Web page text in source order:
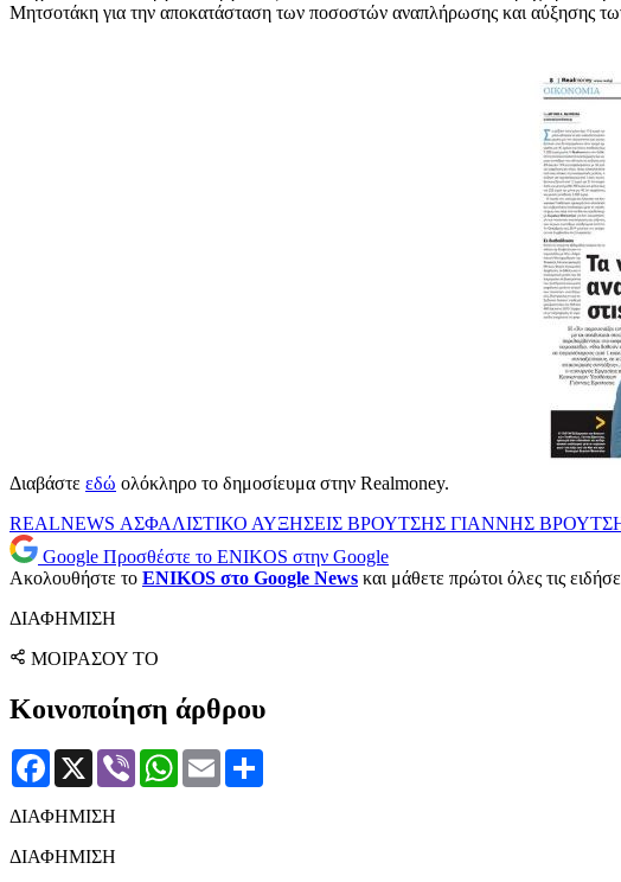
Μητσοτάκη για την αποκατάσταση των ποσοστών αναπλήρωσης και αύξησης
Διαβάστε εδώ ολόκληρο το δημοσίευμα στην Realmoney.
REALNEWS ΑΣΦΑΛΙΣΤΙΚΟ ΑΥΞΗΣΕΙΣ ΒΡΟΥΤΣΗΣ ΓΙΑΝΝΗΣ
Google Προσθέστε το ENIKOS στην Google
Ακολουθήστε το ENIKOS στο Google News και μάθετε πρώτοι όλες τις
ΔΙΑΦΗΜΙΣΗ
ΜΟΙΡΑΣΟΥ ΤΟ
Κοινοποίηση άρθρου
Facebook
X Viber WhatsApp
Email
ΔΙΑΦΗΜΙΣΗ
ΔΙΑΦΗΜΙΣΗ